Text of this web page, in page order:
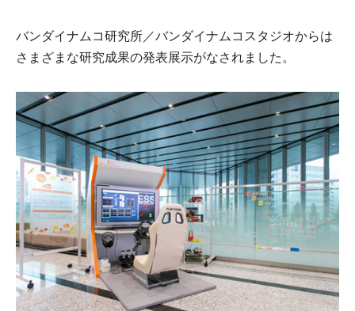
バンダイナムコ研究所／バンダイナムコスタジオからは
さまざまな研究成果の発表展示がなされました。